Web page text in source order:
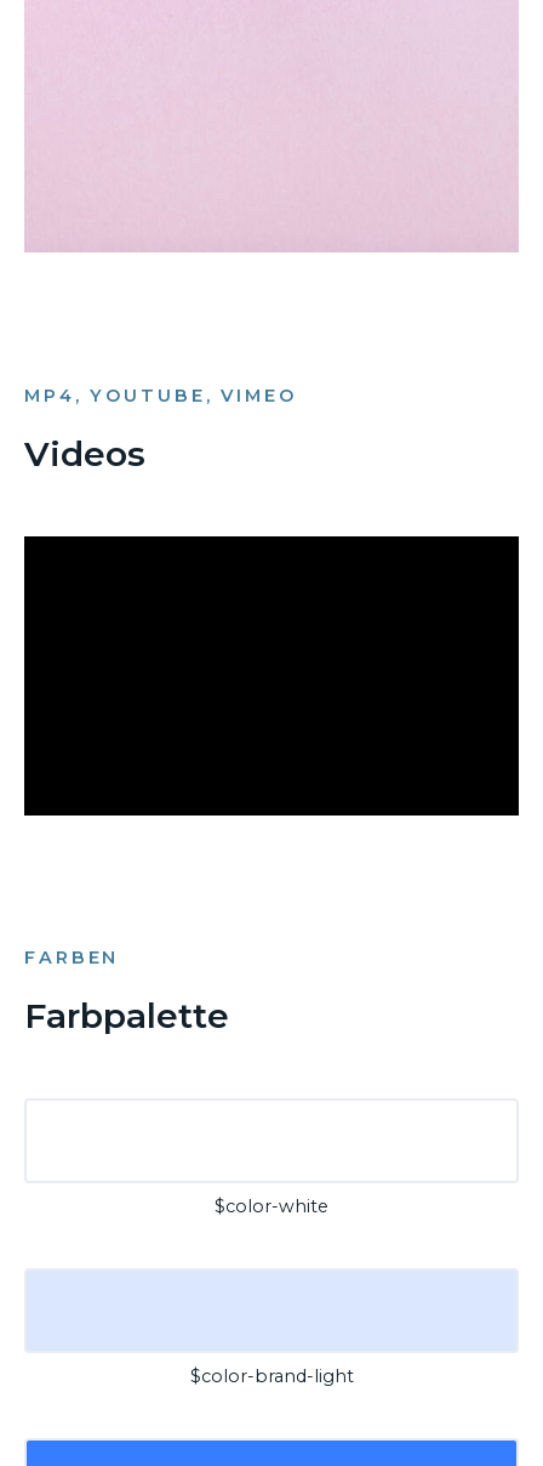
MP4, YOUTUBE, VIMEO
Videos
FARBEN
Farbpalette
$color-white
$color-brand-light